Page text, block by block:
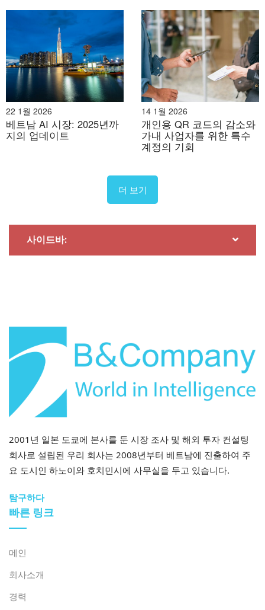
2026년 7월 27일
베트남의 디지털 전환 맥락에서 노동 시장의 부족 현상
미국 관세 체제 하에서 베트남 무역이 위협받고 있다는 간
략 보고서
22 1월 2026
베트남 AI 시장: 2025년까
지의 업데이트
14 1월 2026
개인용 QR 코드의 감소와
가내 사업자를 위한 특수
계정의 기회
더 보기
사이드바:
2001년 일본 도쿄에 본사를 둔 시장 조사 및 해외 투자 컨설팅
회사로 설립된 우리 회사는 2008년부터 베트남에 진출하여 주
요 도시인 하노이와 호치민시에 사무실을 두고 있습니다.
탐구하다
빠른 링크
메인
회사소개
경력